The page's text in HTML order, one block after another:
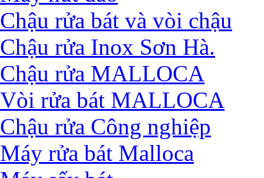
Chậu rửa bát và vòi chậu
Chậu rửa Inox Sơn Hà.
Chậu rửa MALLOCA
Vòi rửa bát MALLOCA
Chậu rửa Công nghiệp
Máy rửa bát Malloca